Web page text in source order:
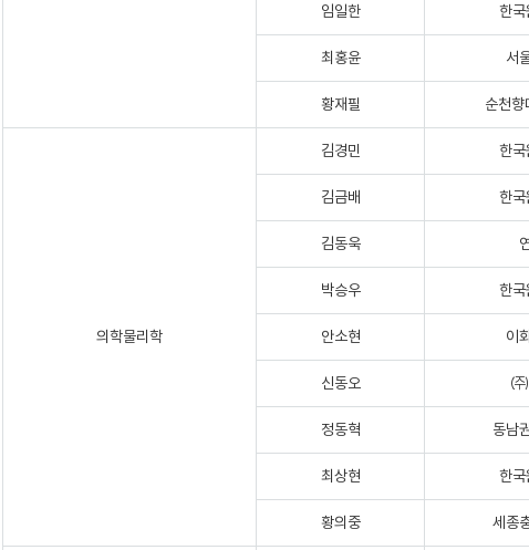
임일한 한국
최홍윤 서
황재필 순천향
의학물리학
김경민 한국
김금배 한국
김동욱
박승우 한국
안소현 이
신동오 ㈜
정동혁 동남
최상현 한국
황의중 세종